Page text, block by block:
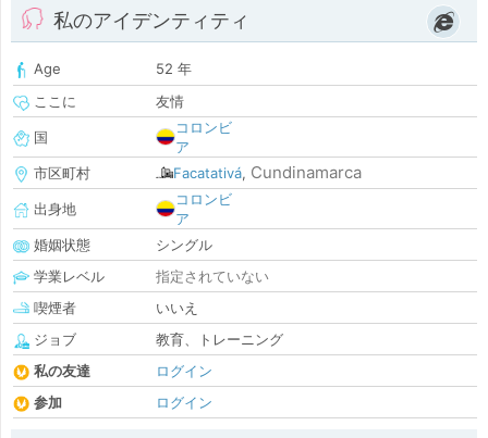
私のアイデンティティ
Age
52 年
ここに
友情
国
コロンビ
ア
市区町村
Facatativá, Cundinamarca
出身地
コロンビ
ア
婚姻状態
シングル
学業レベル
指定されていない
喫煙者
いいえ
ジョブ
教育、トレーニング
私の友達
ログイン
参加
ログイン